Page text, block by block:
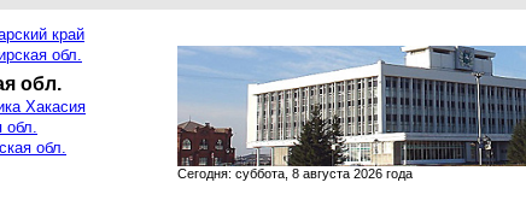
край
обл.
обл.
Хакасия
обл.
обл.
Сегодня: суббота, 8 августа 2026 года